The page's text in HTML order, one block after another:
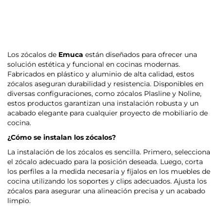
Los zócalos de Emuca están diseñados para ofrecer una
solución estética y funcional en cocinas modernas.
Fabricados en plástico y aluminio de alta calidad, estos
zócalos aseguran durabilidad y resistencia. Disponibles en
diversas configuraciones, como zócalos Plasline y Noline,
estos productos garantizan una instalación robusta y un
acabado elegante para cualquier proyecto de mobiliario de
cocina.
¿Cómo se instalan los zócalos?
La instalación de los zócalos es sencilla. Primero, selecciona
el zócalo adecuado para la posición deseada. Luego, corta
los perfiles a la medida necesaria y fíjalos en los muebles de
cocina utilizando los soportes y clips adecuados. Ajusta los
zócalos para asegurar una alineación precisa y un acabado
limpio.